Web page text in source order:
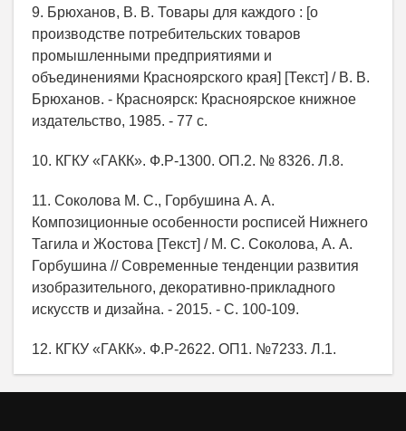
9. Брюханов, В. В. Товары для каждого : [о
производстве потребительских товаров
промышленными предприятиями и
объединениями Красноярского края] [Текст] / В. В.
Брюханов. - Красноярск: Красноярское книжное
издательство, 1985. - 77 с.
10. КГКУ «ГАКК». Ф.Р-1300. ОП.2. № 8326. Л.8.
11. Соколова М. С., Горбушина А. А.
Композиционные особенности росписей Нижнего
Тагила и Жостова [Текст] / М. С. Соколова, А. А.
Горбушина // Современные тенденции развития
изобразительного, декоративно-прикладного
искусств и дизайна. - 2015. - С. 100-109.
12. КГКУ «ГАКК». Ф.Р-2622. ОП1. №7233. Л.1.